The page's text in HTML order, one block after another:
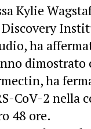
Kylie
ha
dimostrato
ha
CoV-2 nella
48 ore.